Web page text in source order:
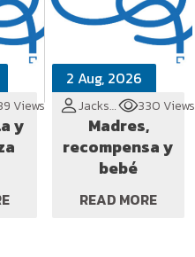
Views
y
2 Aug, 2026
Jackson Cionek 330 Views
Madres,
recompensa y
bebé
READ MORE